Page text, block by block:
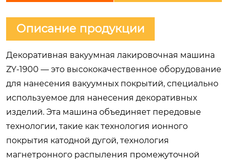
Описание продукции
Декоративная вакуумная лакировочная машина
ZY-1900 — это высококачественное оборудование
для нанесения вакуумных покрытий, специально
используемое для нанесения декоративных
изделий. Эта машина объединяет передовые
технологии, такие как технология ионного
покрытия катодной дугой, технология
магнетронного распыления промежуточной